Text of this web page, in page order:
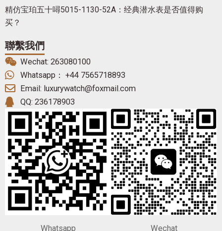
精仿宝珀五十噚5015-1130-52A：经典潜水表是否值得购
买？
聯繫我們
Wechat: 263080100
Whatsapp： +44 7565718893
Email: luxurywatch@foxmail.com
QQ: 236178903
Whatsapp Wechat